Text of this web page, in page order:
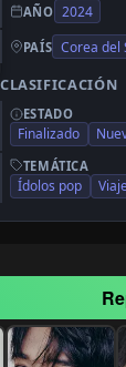
AÑO 2024
PAÍS Corea del
CLASIFICACIÓN
ESTADO
Finalizado
TEMÁTICA
Ídolos pop